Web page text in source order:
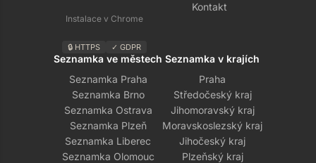
Instalace v Chrome
🔒 HTTPS ✓ GDPR
Kontakt
Seznamka ve městech
Seznamka Praha
Seznamka Brno
Seznamka Ostrava
Seznamka Plzeň
Seznamka Liberec
Seznamka Olomouc
Seznamka v krajích
Praha
Středočeský kraj
Jihomoravský kraj
Moravskoslezský kraj
Jihočeský kraj
Plzeňský kraj